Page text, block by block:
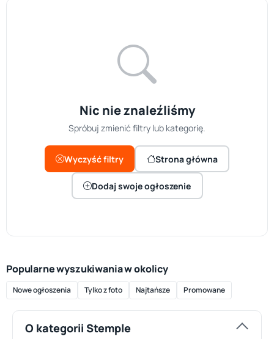
Nic nie znaleźliśmy
Spróbuj zmienić filtry lub kategorię.
Wyczyść filtry Strona główna
Dodaj swoje ogłoszenie
Popularne wyszukiwania w okolicy
Nowe ogłoszenia Tylko z foto Najtańsze Promowane
O kategorii Stemple